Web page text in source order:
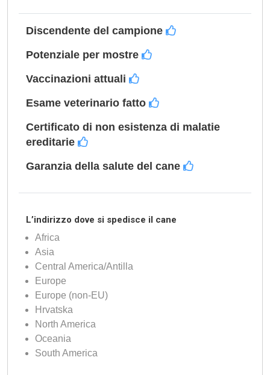
Discendente del campione
Potenziale per mostre
Vaccinazioni attuali
Esame veterinario fatto
Certificato di non esistenza di malatie
ereditarie
Garanzia della salute del cane
L’indirizzo dove si spedisce il cane
Africa
Asia
Central America/Antilla
Europe
Europe (non-EU)
Hrvatska
North America
Oceania
South America